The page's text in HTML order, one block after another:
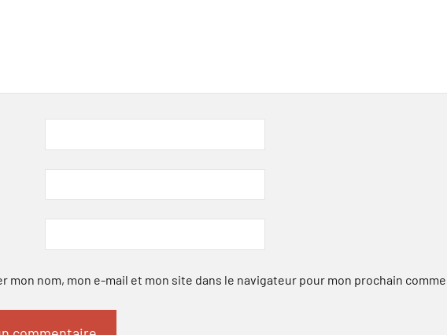
mon nom, mon e-mail et mon site dans le navigateur pour mon prochain